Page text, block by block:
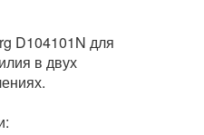
D104101N для
в двух